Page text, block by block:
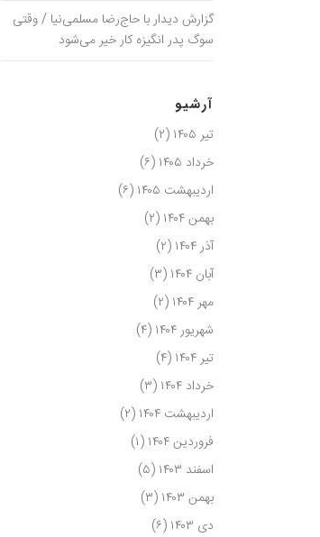
گزارش دیدار با حاج‌رضا مسلمی‌نیا / وقتی
سوگ پدر انگیزه کار خیر می‌شود
آرشیو
تیر ۱۴۰۵
(۲)
خرداد ۱۴۰۵
(۶)
اردیبهشت ۱۴۰۵
(۶)
بهمن ۱۴۰۴
(۲)
آذر ۱۴۰۴
(۲)
آبان ۱۴۰۴
(۳)
مهر ۱۴۰۴
(۲)
شهریور ۱۴۰۴
(۴)
تیر ۱۴۰۴
(۴)
خرداد ۱۴۰۴
(۳)
اردیبهشت ۱۴۰۴
(۲)
فروردین ۱۴۰۴
(۱)
اسفند ۱۴۰۳
(۵)
بهمن ۱۴۰۳
(۳)
دی ۱۴۰۳
(۶)